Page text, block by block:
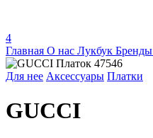
4
Главная О нас Лукбук Бренды
Для нее Аксессуары Платки
GUCCI